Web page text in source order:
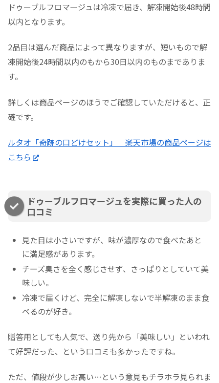
ドゥーブルフロマージュは冷凍で届き、解凍開始後48時間
以内となります。
2品目は選んだ商品によって異なりますが、短いもので解
凍開始後24時間以内のもから30日以内のものまでありま
す。
詳しくは商品ページのほうでご確認していただけると、正
確です。
ルタオ「奇跡の口どけセット」 楽天市場の商品ページは
こちら
ドゥーブルフロマージュを実際に買った人の
口コミ
見た目は小さいですが、味が濃厚なので食べたあと
に満足感があります。
チーズ臭さを全く感じさせず、さっぱりとしていて美
味しい。
冷凍で届くけど、完全に解凍しないで半解凍のまま食
べるのが好き。
贈答用としても人気で、送り先から「美味しい」といわれ
て好評だった、という口コミも多かったですね。
ただ、値段が少しお高い…という意見もチラホラ見られま